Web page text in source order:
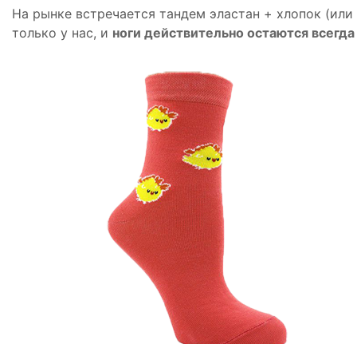
На рынке встречается тандем эластан + хлопок
только у нас, и ноги действительно остаются